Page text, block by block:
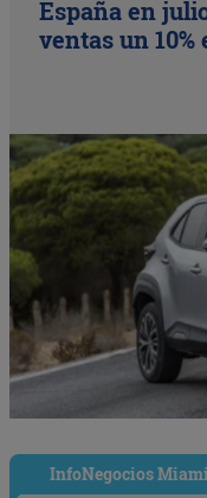
España en
ventas un 10%
InfoNegocios